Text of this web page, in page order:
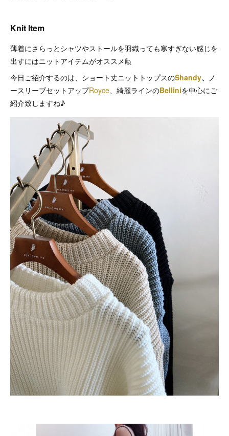
Knit Item
薄着にさらっとシャツやストールを羽織っても寒すぎない感じを
出すにはニットアイテムがオススメ🙋
今日ご紹介するのは、ショート丈ニットトップスのShandy、
ノ
ースリーブセットアップRoyce 、綺麗ラインのBelliniを中心にご
紹介致しますね♪